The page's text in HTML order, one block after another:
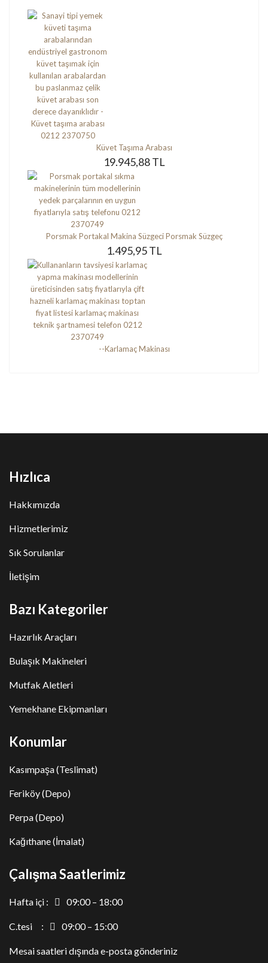
Küvet Taşıma Arabası
19.945,88 TL
Porsmak Portakal Makina Süzgeci Porsmak Süzgeç
1.495,95 TL
--Karlamaç Makinası
Hızlıca
Hakkımızda
Hizmetlerimiz
Sık Sorulanlar
İletişim
Bazı Kategoriler
Hazırlık Araçları
Bulaşık Makineleri
Mutfak Aletleri
Yemekhane Ekipmanları
Konumlar
Kasımpaşa (Teslimat)
Feriköy (Depo)
Perpa (Depo)
Kağıthane (İmalat)
Çalışma Saatlerimiz
Hafta içi : 09:00 – 18:00
C.tesi : 09:00 – 15:00
Mesai saatleri dışında e-posta gönderiniz